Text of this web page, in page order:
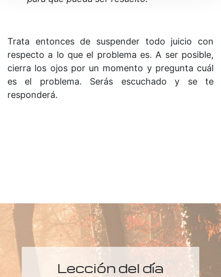
Trata entonces de suspender todo juicio con
respecto a lo que el problema es. A ser posible,
cierra los ojos por un momento y pregunta cuál
es el problema. Serás escuchado y se te
responderá.
Lección del día